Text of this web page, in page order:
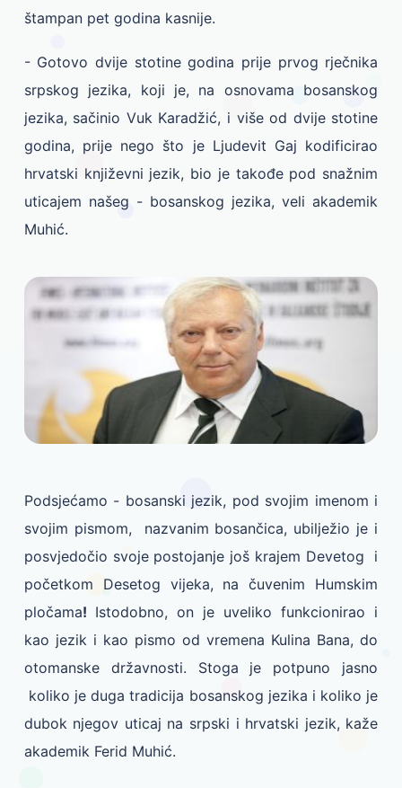
štampan pet godina kasnije.
- Gotovo dvije stotine godina prije prvog rječnika
srpskog jezika, koji je, na osnovama bosanskog
jezika, sačinio Vuk Karadžić, i više od dvije stotine
godina, prije nego što je Ljudevit Gaj kodificirao
hrvatski književni jezik, bio je takođe pod snažnim
uticajem našeg - bosanskog jezika, veli akademik
Muhić.
Podsjećamo - bosanski jezik, pod svojim imenom i
svojim pismom, nazvanim bosančica, ubilježio je i
posvjedočio svoje postojanje još krajem Devetog i
početkom Desetog vijeka, na čuvenim Humskim
pločama! Istodobno, on je uveliko funkcionirao i
kao jezik i kao pismo od vremena Kulina Bana, do
otomanske državnosti. Stoga je potpuno jasno
koliko je duga tradicija bosanskog jezika i koliko je
dubok njegov uticaj na srpski i hrvatski jezik, kaže
akademik Ferid Muhić.